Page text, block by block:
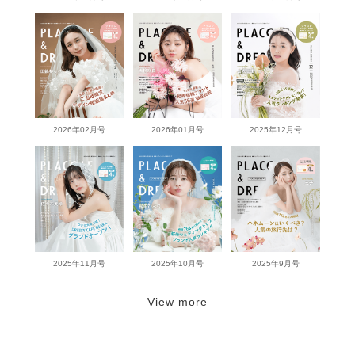
2026年02月号 2026年01月号 2025年12月号
2025年11月号 2025年10月号 2025年9月号
View more